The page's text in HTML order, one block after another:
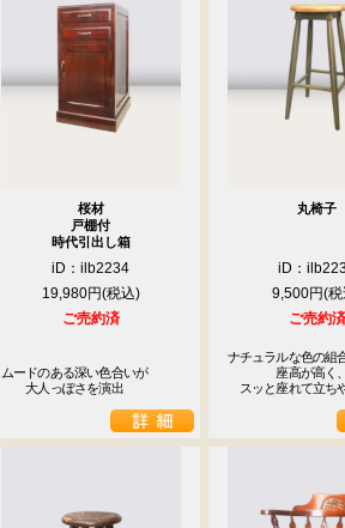
桜材
戸棚付
時代引出し箱
iD：ilb2234
19,980円
ご売約済
ムードのある深い色合いが
大人っぽさを演出
丸椅子
iD：
9,500円
ご売約済
ナチュラルな色の組
座高が高く、
スッと座れて立ち